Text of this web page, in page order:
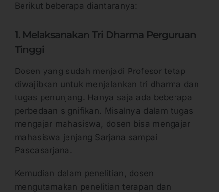
Berikut beberapa diantaranya:
1. Melaksanakan Tri Dharma Perguruan
Tinggi
Dosen yang sudah menjadi Profesor tetap
diwajibkan untuk menjalankan tri dharma dan
tugas penunjang. Hanya saja ada beberapa
perbedaan signifikan. Misalnya dalam tugas
mengajar mahasiswa, dosen bisa mengajar
mahasiswa jenjang Sarjana sampai
Pascasarjana.
Kemudian dalam penelitian, dosen
mengutamakan penelitian terapan dan